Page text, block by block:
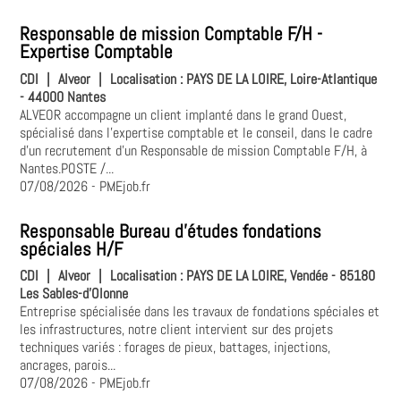
Responsable de mission Comptable F/H -
Expertise Comptable
CDI | Alveor | Localisation : PAYS DE LA LOIRE, Loire-Atlantique
- 44000 Nantes
ALVEOR accompagne un client implanté dans le grand Ouest,
spécialisé dans l'expertise comptable et le conseil, dans le cadre
d'un recrutement d'un Responsable de mission Comptable F/H, à
Nantes.POSTE /...
07/08/2026- PMEjob.fr
Responsable Bureau d'études fondations
spéciales H/F
CDI Alveor Localisation : PAYS DE LA LOIRE, Vendée - 85180
Les Sables-d'Olonne
Entreprise spécialisée dans les travaux de fondations spéciales et
les infrastructures, notre client intervient sur des projets
techniques variés : forages de pieux, battages, injections,
ancrages, parois...
07/08/2026- PMEjob.fr